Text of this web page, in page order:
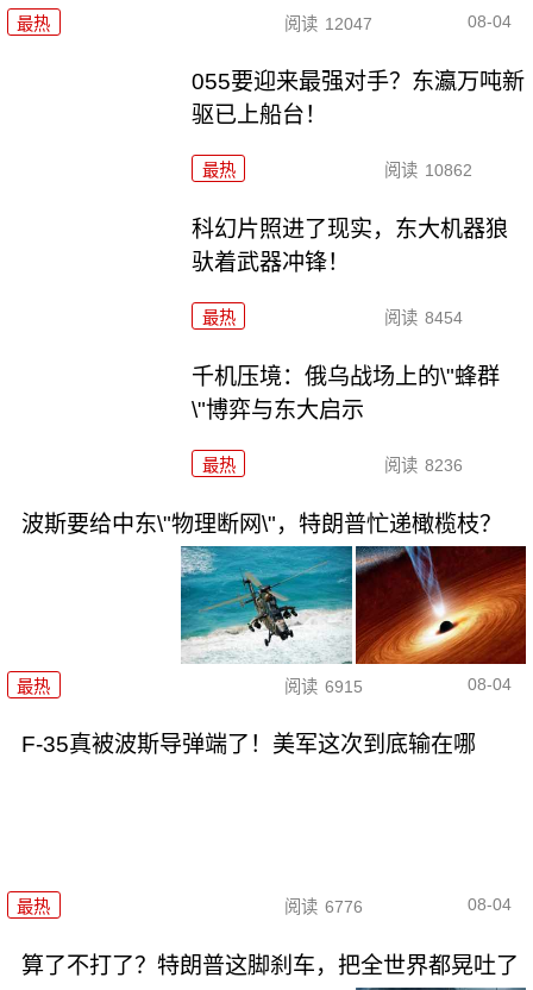
最热 阅读 12047 08-04
055要迎来最强对手？东瀛万吨新
驱已上船台！
最热 阅读 10862
科幻片照进了现实，东大机器狼
驮着武器冲锋！
最热 阅读 8454
千机压境：俄乌战场上的\"蜂群
\"博弈与东大启示
最热 阅读 8236
波斯要给中东\"物理断网\"，特朗普忙递橄榄枝？
最热 阅读 6915 08-04
F-35真被波斯导弹端了！美军这次到底输在哪
最热 阅读 6776 08-04
算了不打了？特朗普这脚刹车，把全世界都晃吐了